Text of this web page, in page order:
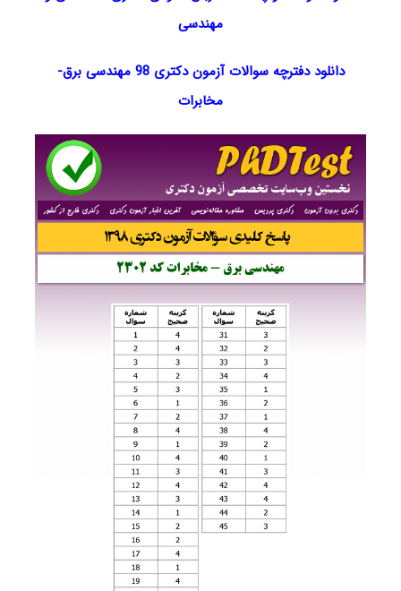
مهندسی
دانلود دفترچه سوالات آزمون دکتری 98 مهندسی برق-
مخابرات